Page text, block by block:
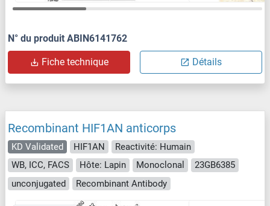
N° du produit ABIN6141762
Fiche technique Détails
Recombinant HIF1AN anticorps
KD Validated HIF1AN
Reactivité: Humain
WB, ICC, FACS
Hôte: Lapin Monoclonal
23GB6385
unconjugated
Recombinant Antibody